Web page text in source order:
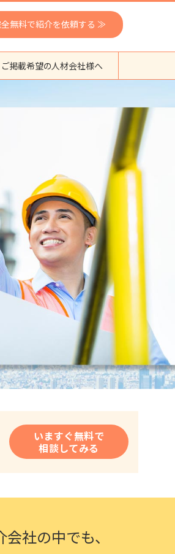
無料で紹介を依頼する ≫
ご掲載希望の人材会社様へ
いますぐ無料で
相談してみる
社の中でも、